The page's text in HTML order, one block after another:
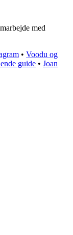
med
• Voodu og
guide • Joan